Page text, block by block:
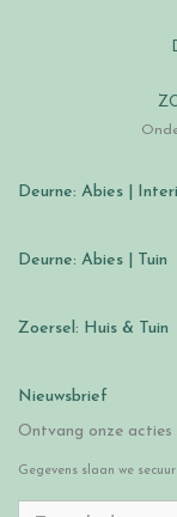
Deurne: Abies |
Deurne: Abies | Tuin
Zoersel: Huis & Tuin
Nieuwsbrief
Ontvang onze acties
Gegevens slaan we